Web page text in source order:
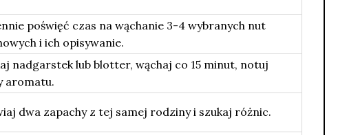
poświęć czas na wąchanie 3-4 wybranych nut
i ich opisywanie.
nadgarstek lub blotter, wąchaj co 15 minut, notuj
aromatu.
dwa zapachy z tej samej rodziny i szukaj różnic.